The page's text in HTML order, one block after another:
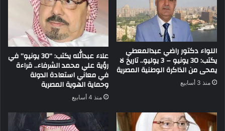
اللواء دكتور راضي عبدالمعطي
يكتب: 30 يونيو – 3 يوليو.. تاريخ لا
يمحى من الذاكرة الوطنية المصرية
منذ 3 أسابيع
علاء عبدالله يكتب: “30 يونيو” في
رؤية علي محمد الشرفاء.. قراءة
في معاني استعادة الدولة
وحماية الهوية المصرية
منذ 4 أسابيع